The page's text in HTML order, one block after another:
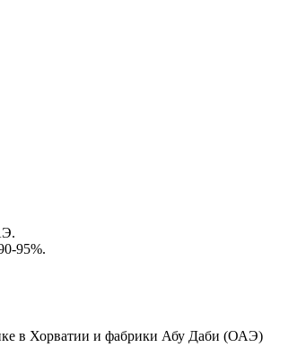
95%.
в Хорватии и фабрики Абу Даби (ОАЭ)